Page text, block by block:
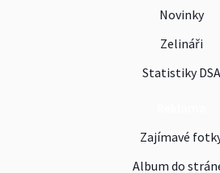
Novinky
Zelináři
Statistiky DSA
Zajímavé
Album do